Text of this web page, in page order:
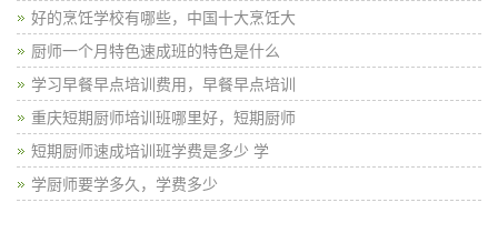
好的烹饪学校有哪些，中国十大烹饪大
厨师一个月特色速成班的特色是什么
学习早餐早点培训费用，早餐早点培训
重庆短期厨师培训班哪里好，短期厨师
短期厨师速成培训班学费是多少 学
学厨师要学多久，学费多少